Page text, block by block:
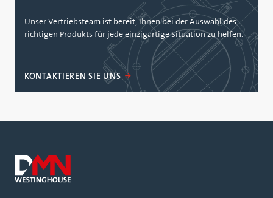
Unser Vertriebsteam ist bereit, Ihnen bei der Auswahl des
richtigen Produkts für jede einzigartige Situation zu helfen.
KONTAKTIEREN SIE UNS